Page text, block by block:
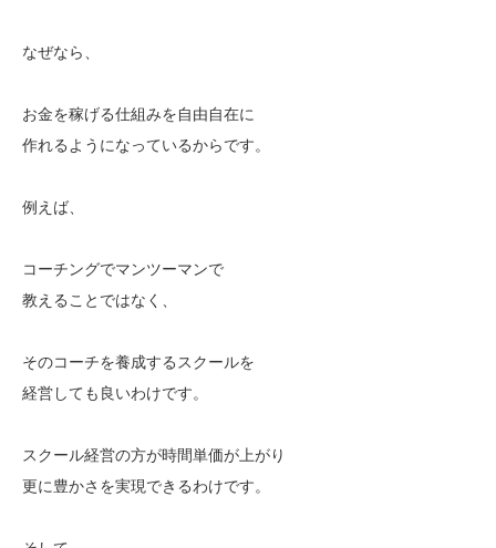
なぜなら、
お金を稼げる仕組みを自由自在に
作れるようになっているからです。
例えば、
コーチングでマンツーマンで
教えることではなく、
そのコーチを養成するスクールを
経営しても良いわけです。
スクール経営の方が時間単価が上がり
更に豊かさを実現できるわけです。